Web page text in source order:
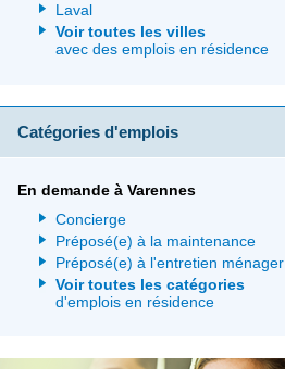
Laval
Voir toutes les villes
avec des emplois en résidence
Catégories d'emplois
En demande à Varennes
Concierge
Préposé(e) à la maintenance
Préposé(e) à l'entretien ménager
Voir toutes les catégories
d'emplois en résidence